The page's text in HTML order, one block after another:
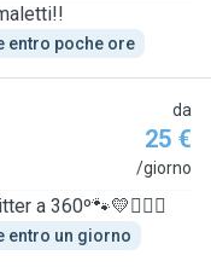
entro poche ore
da
25 €
/giorno
a 360º🐾💛🧚🏽‍♀️
entro un giorno